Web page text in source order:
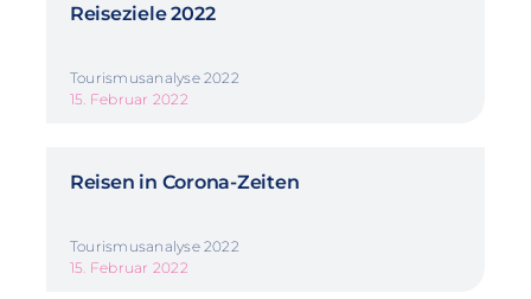
Reiseziele 2022
Tourismusanalyse 2022
15. Februar 2022
Reisen in Corona-Zeiten
Tourismusanalyse 2022
15. Februar 2022